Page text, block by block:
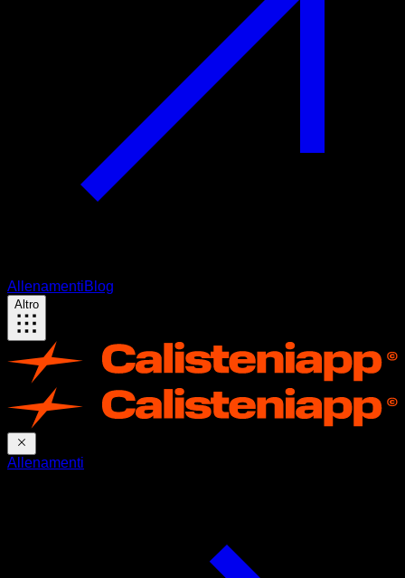
AllenamentiBlog
Altro
Allenamenti